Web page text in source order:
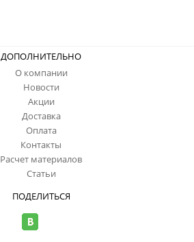
ДОПОЛНИТЕЛЬНО
О компании
Новости
Акции
Доставка
Оплата
Контакты
Расчет материалов
Статьи
ПОДЕЛИТЬСЯ